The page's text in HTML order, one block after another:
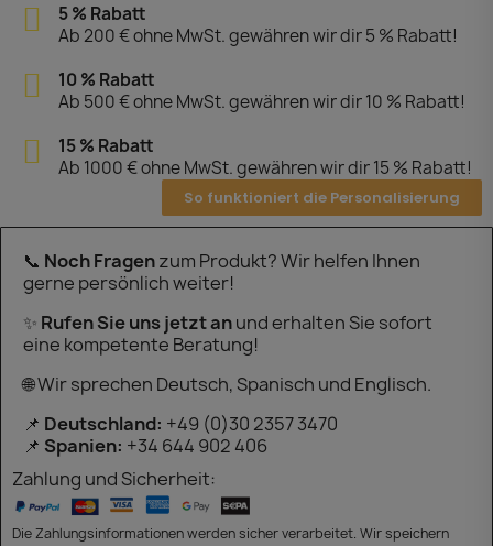
5 % Rabatt
Ab 200 € ohne MwSt. gewähren wir dir 5 % Rabatt!
10 % Rabatt
Ab 500 € ohne MwSt. gewähren wir dir 10 % Rabatt!
15 % Rabatt
Ab 1000 € ohne MwSt. gewähren wir dir 15 % Rabatt!
So funktioniert die Personalisierung
📞 Noch Fragenzum Produkt? Wir helfen Ihnen
gerne persönlich weiter!
✨ Rufen Sie uns jetzt anund erhalten Sie sofort
eine kompetente Beratung!
🌐 Wir sprechen Deutsch, Spanisch und Englisch.
📌 Deutschland: +49 (0)30 2357 3470
📌 Spanien: +34 644 902 406
Zahlung und Sicherheit:
Die Zahlungsinformationen werden sicher verarbeitet. Wir speichern